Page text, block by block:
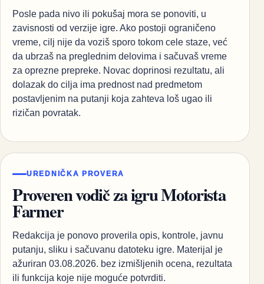
Posle pada nivo ili pokušaj mora se ponoviti, u
zavisnosti od verzije igre. Ako postoji ograničeno
vreme, cilj nije da voziš sporo tokom cele staze, već
da ubrzaš na preglednim delovima i sačuvaš vreme
za oprezne prepreke. Novac doprinosi rezultatu, ali
dolazak do cilja ima prednost nad predmetom
postavljenim na putanji koja zahteva loš ugao ili
rizičan povratak.
UREDNIČKA PROVERA
Proveren vodič za igru Motorista
Farmer
Redakcija je ponovo proverila opis, kontrole, javnu
putanju, sliku i sačuvanu datoteku igre. Materijal je
ažuriran 03.08.2026. bez izmišljenih ocena, rezultata
ili funkcija koje nije moguće potvrditi.